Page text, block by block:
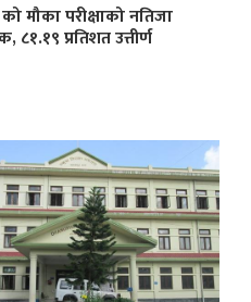
मौका परीक्षाको नतिजा
८१.१९ प्रतिशत उत्तीर्ण